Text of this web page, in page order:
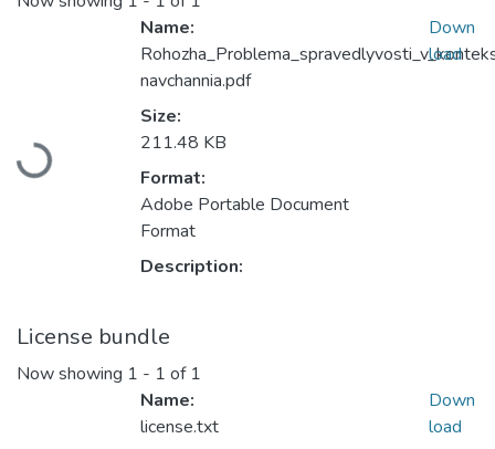
Loading...
Name:
navchannia.pdf
Size:
211.48 KB
Format:
Adobe Portable Document
Format
Description:
Down
load
License bundle
Now showing 1 - 1 of 1
Name:
license.txt
Down
load